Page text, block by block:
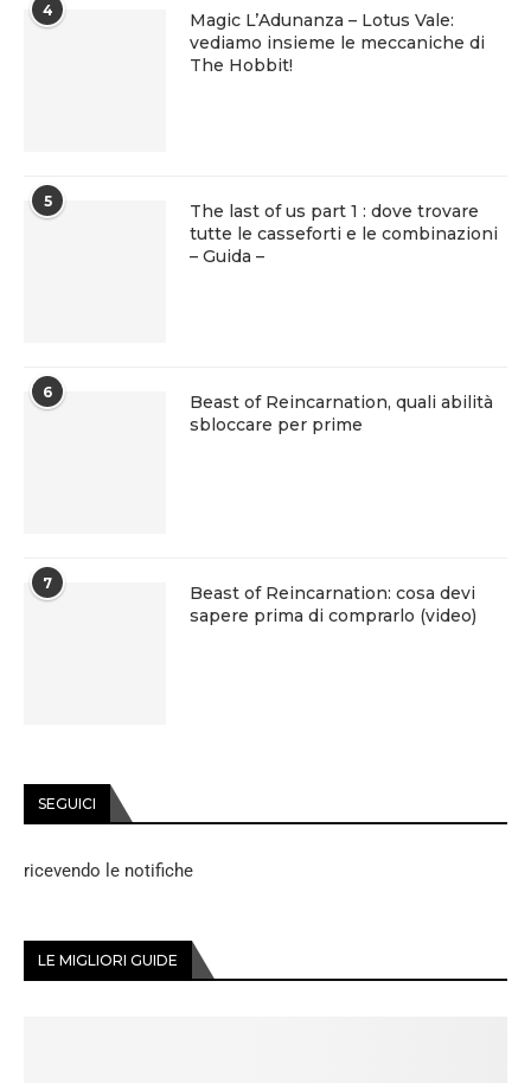
4
Magic L’Adunanza – Lotus Vale:
vediamo insieme le meccaniche di
The Hobbit!
5
The last of us part 1 : dove trovare
tutte le casseforti e le combinazioni
– Guida –
6
Beast of Reincarnation, quali abilità
sbloccare per prime
7
Beast of Reincarnation: cosa devi
sapere prima di comprarlo (video)
SEGUICI
ricevendo le notifiche
LE MIGLIORI GUIDE